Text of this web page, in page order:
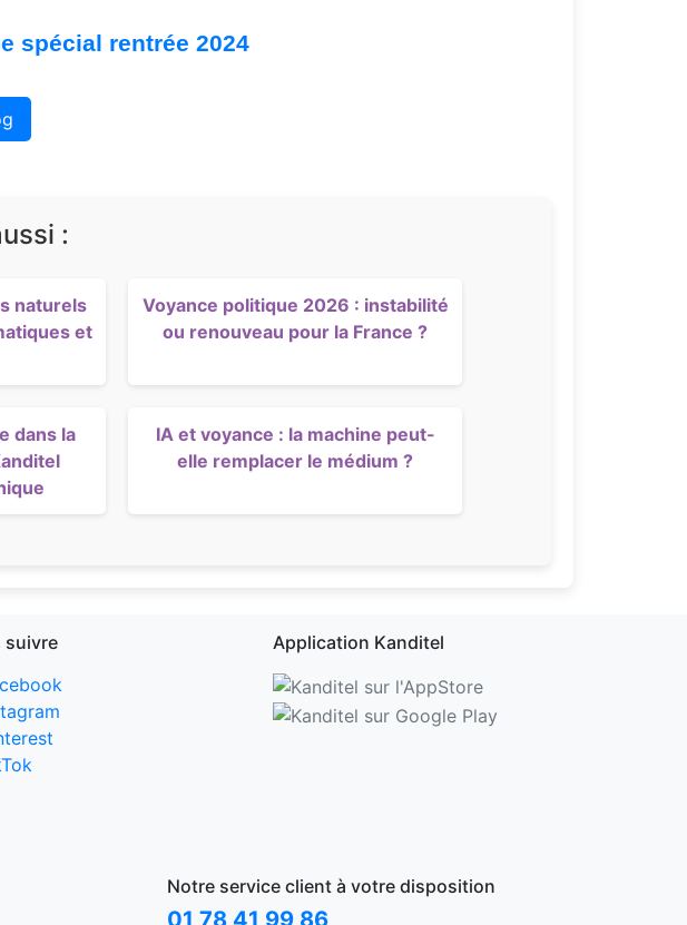
spécial rentrée 2024
:
naturels
et
Voyance politique 2026 : instabilité
ou renouveau pour la France ?
dans la
IA et voyance : la machine peut-
elle remplacer le médium ?
suivre
Application Kanditel
Notre service client à votre disposition